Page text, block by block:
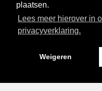
plaatsen.
Lees meer hierover in
privacyverklaring.
Weigeren
Website